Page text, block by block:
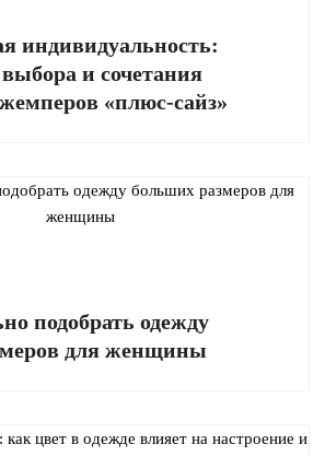
индивидуальность:
и сочетания
«плюс-сайз»
подобрать одежду
для женщины